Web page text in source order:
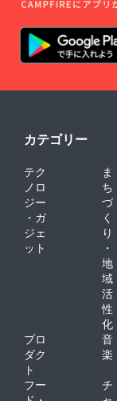
カテゴリー
テク
ノロ
ジー
・ガ
ジェ
ット
ま
ち
づ
く
り
・
地
域
活
性
化
プロ
ダク
ト
音
楽
フー
チ